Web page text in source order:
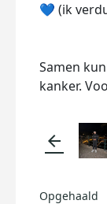
💙 (ik
Samen
kanker.
arrow_back
Opgehaald